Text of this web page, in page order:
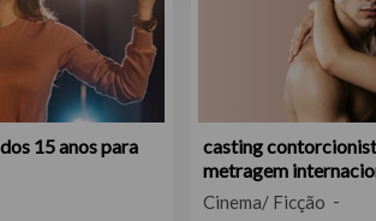
15 anos para
casting
metragem
Cinema/ Ficção